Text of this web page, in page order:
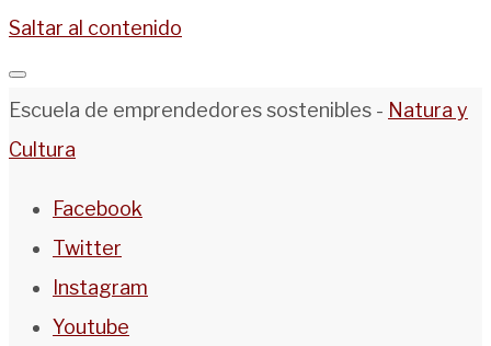
Saltar al contenido
Escuela de emprendedores sostenibles - Natura y
Cultura
Facebook
Twitter
Instagram
Youtube